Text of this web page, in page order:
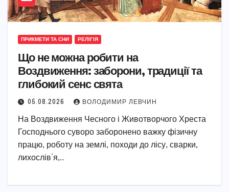
ПРИКМЕТИ ТА СНИ РЕЛІГІЯ
Що не можна робити на
Воздвиження: заборони, традиції та
глибокий сенс свята
05.08.2026 ВОЛОДИМИР ЛЕВЧИН
На Воздвиження Чесного і Животворчого Хреста
Господнього суворо заборонено важку фізичну
працю, роботу на землі, походи до лісу, сварки,
лихослів’я,…